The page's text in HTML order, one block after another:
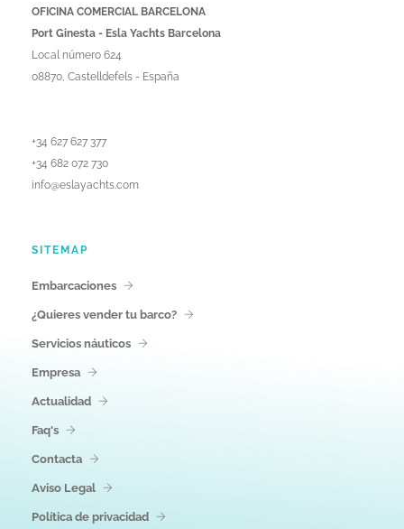
OFICINA COMERCIAL BARCELONA
Port Ginesta - Esla Yachts Barcelona
Local número 624
08870, Castelldefels - España
+34 627 627 377
+34 682 072 730
info@eslayachts.com
SITEMAP
Embarcaciones
¿Quieres vender tu barco?
Servicios náuticos
Empresa
Actualidad
Faq's
Contacta
Aviso Legal
Política de privacidad